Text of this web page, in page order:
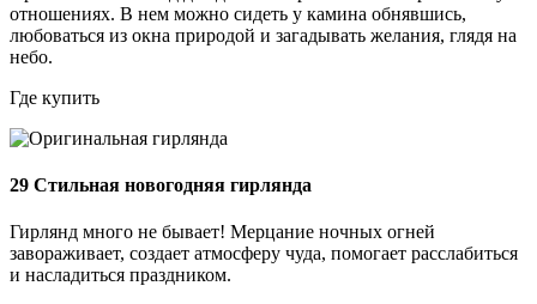
отношениях. В нем можно сидеть у камина обнявшись,
любоваться из окна природой и загадывать желания, глядя на
небо.
Где купить
29 Стильная новогодняя гирлянда
Гирлянд много не бывает! Мерцание ночных огней
завораживает, создает атмосферу чуда, помогает расслабиться
и насладиться праздником.